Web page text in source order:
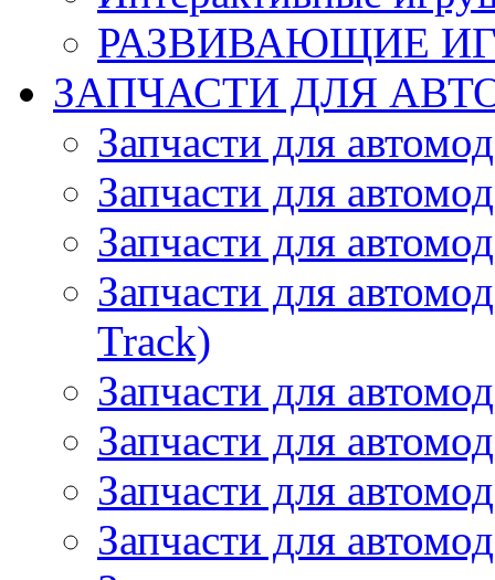
РАЗВИВАЮЩИЕ
ЗАПЧАСТИ ДЛЯ
Запчасти для
Запчасти для
Запчасти для
Запчасти для
Track)
Запчасти для
Запчасти для
Запчасти для
Запчасти для